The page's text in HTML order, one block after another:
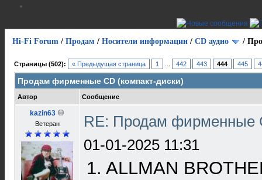
Hi-Fi Forum / Продам / Носители информации / СD аудио /
Страницы (502): « Предыдущая страница 1 442 443 444 445
Продам фирменные CD (компакт-диски)
Автор Сообщение
kazin63
Ветеран
RE: Продам фирменные
01-01-2025 11:31
1. ALLMAN